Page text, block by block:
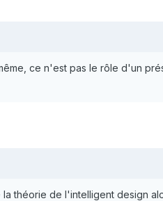
ce n'est pas le rôle d'un
théorie de l'intelligent design